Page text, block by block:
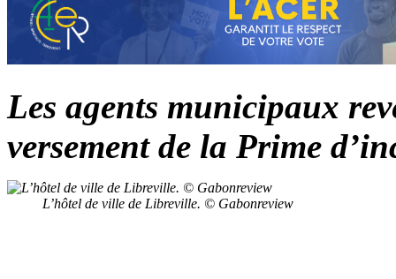
Les agents municipaux
versement de la Prime
L’hôtel de ville de Libreville. © Gabonreview